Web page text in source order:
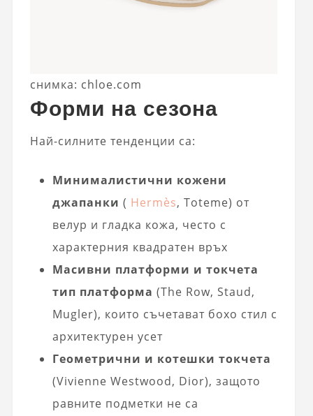
снимка: chloe.com
Форми на сезона
Най-силните тенденции са:
Минималистични кожени
джапанки ( Hermès, Toteme) от
велур и гладка кожа, често с
характерния квадратен връх
Масивни платформи и токчета
тип платформа (The Row, Staud,
Mugler), които съчетават бохо стил с
архитектурен усет
Геометрични и котешки токчета
(Vivienne Westwood, Dior), защото
равните подметки не са